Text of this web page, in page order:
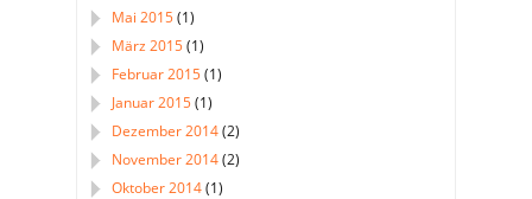
Mai 2015(1)
März 2015(1)
Februar 2015(1)
Januar 2015(1)
Dezember 2014(2)
November 2014(2)
Oktober 2014(1)